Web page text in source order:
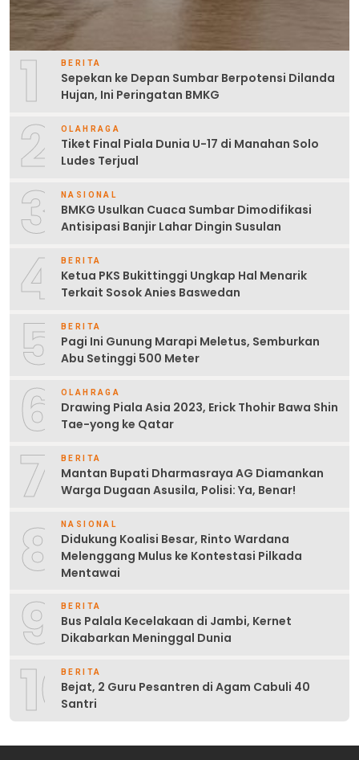
1 BERITA
Sepekan ke Depan Sumbar Berpotensi Dilanda
Hujan, Ini Peringatan BMKG
2 OLAHRAGA
Tiket Final Piala Dunia U-17 di Manahan Solo
Ludes Terjual
3 NASIONAL
BMKG Usulkan Cuaca Sumbar Dimodifikasi
Antisipasi Banjir Lahar Dingin Susulan
4 BERITA
Ketua PKS Bukittinggi Ungkap Hal Menarik
Terkait Sosok Anies Baswedan
5 BERITA
Pagi Ini Gunung Marapi Meletus, Semburkan
Abu Setinggi 500 Meter
6 OLAHRAGA
Drawing Piala Asia 2023, Erick Thohir Bawa Shin
Tae-yong ke Qatar
7 BERITA
Mantan Bupati Dharmasraya AG Diamankan
Warga Dugaan Asusila, Polisi: Ya, Benar!
8 NASIONAL
Didukung Koalisi Besar, Rinto Wardana
Melenggang Mulus ke Kontestasi Pilkada
Mentawai
9 BERITA
Bus Palala Kecelakaan di Jambi, Kernet
Dikabarkan Meninggal Dunia
10BERITA
Bejat, 2 Guru Pesantren di Agam Cabuli 40
Santri